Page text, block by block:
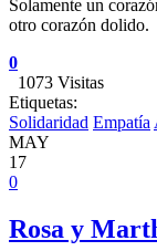
Solamente un
otro corazón dolido.
0
1073 Visitas
Etiquetas:
Solidaridad Empatía
MAY
17
0
Rosa y